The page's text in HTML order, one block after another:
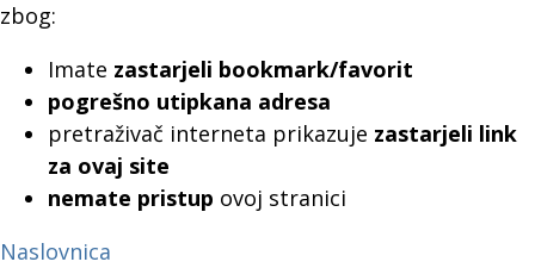
zbog:
Imate zastarjeli bookmark/favorit
pogrešno utipkana adresa
pretraživač interneta prikazuje zastarjeli link
za ovaj site
nemate pristup ovoj stranici
Naslovnica